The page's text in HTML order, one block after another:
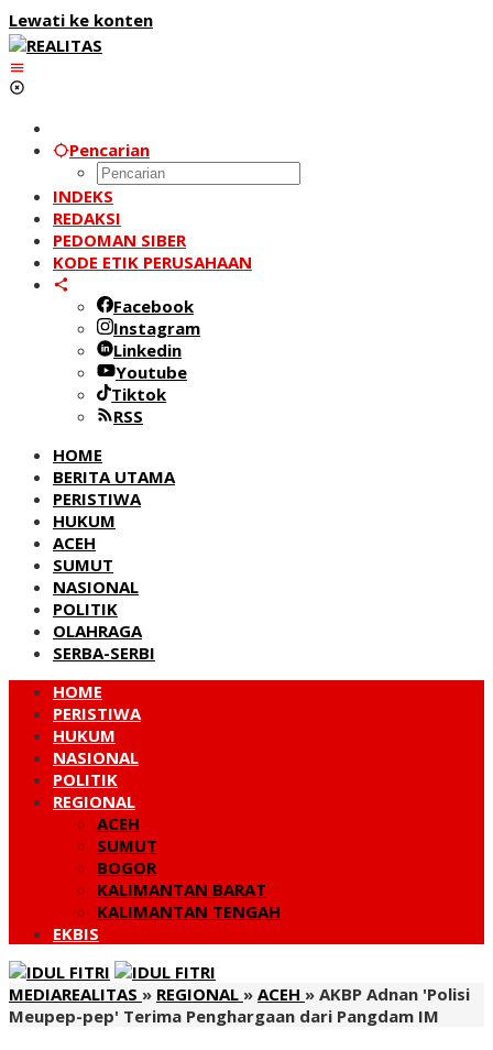
Lewati ke konten
Pencarian
INDEKS
REDAKSI
PEDOMAN SIBER
KODE ETIK PERUSAHAAN
Facebook
Instagram
Linkedin
Youtube
Tiktok
RSS
HOME
BERITA UTAMA
PERISTIWA
HUKUM
ACEH
SUMUT
NASIONAL
POLITIK
OLAHRAGA
SERBA-SERBI
HOME
PERISTIWA
HUKUM
NASIONAL
POLITIK
REGIONAL
ACEH
SUMUT
BOGOR
KALIMANTAN BARAT
KALIMANTAN TENGAH
EKBIS
MEDIAREALITAS » REGIONAL » ACEH » AKBP Adnan 'Polisi
Meupep-pep' Terima Penghargaan dari Pangdam IM